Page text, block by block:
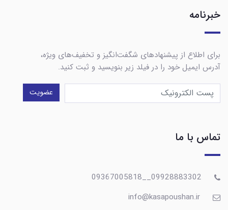
خبرنامه
برای اطلاع از پیشنهادهای شگفت‌انگیز و تخفیف‌های ویژه،
آدرس ایمیل خود را در فیلد زیر بنویسید و ثبت کنید.
عضویت
تماس با ما